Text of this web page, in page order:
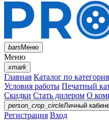
barsМеню
Меню
xmark
Главная Каталог по
Условия работы Печатный
Скидки Стать дилером О
person_crop_circleЛичный
Регистрация Вход